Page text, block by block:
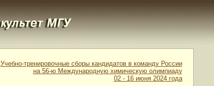
Учебно-тренировочные сборы кандидатов в команду России
на 56-ю Международную химическую олимпиаду
02 - 16 июня 2024 года